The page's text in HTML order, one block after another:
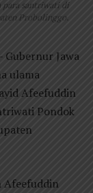
para santriwati di
Probolinggo.
Gubernur Jawa
ulama
Afeefuddin
Pondok
Afeefuddin